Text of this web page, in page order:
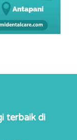
terbaik di